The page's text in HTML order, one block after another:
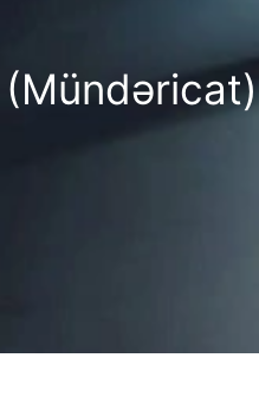
(Mündəricat)